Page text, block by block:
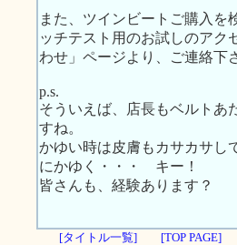
また、ツインビートご購入を
ッチテスト用のお試しのアク
わせ」ページより、ご連絡下
p.s.
そういえば、店長もベルトあ
すね。
かゆい時は皮膚もカサカサし
にかゆく・・・ キー！
皆さんも、経験あります？
[タイトル一覧] [TOP PAGE]